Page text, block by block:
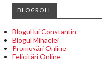
BLOGROLL
Blogul lui Constantin
Blogul Mihaelei
Promovări Online
Felicitări Online